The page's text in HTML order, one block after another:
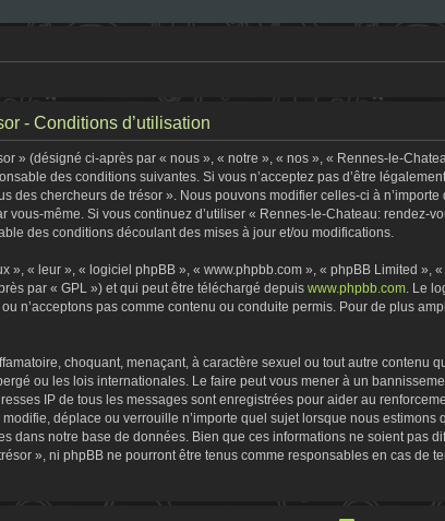
- Conditions d’utilisation
» (désigné ci-après par « nous », « notre », « nos », « Rennes-le-
des conditions suivantes. Si vous n’acceptez pas d’être
des chercheurs de trésor ». Nous pouvons modifier celles-ci à
même. Si vous continuez d’utiliser « Rennes-le-Chateau: rendez-
des conditions découlant des mises à jour et/ou modifications.
», « leur », « logiciel phpBB », « www.phpbb.com », « phpBB Limited »,
par « GPL ») et qui peut être téléchargé depuis www.phpbb.com. Le
n’acceptons pas comme contenu ou conduite permis. Pour de plus
choquant, menaçant, à caractère sexuel ou tout autre contenu
ou les lois internationales. Le faire peut vous mener à un
IP de tous les messages sont enregistrées pour aider au
déplace ou verrouille n’importe quel sujet lorsque nous estimons
dans notre base de données. Bien que ces informations ne soient pas
», ni phpBB ne pourront être tenus comme responsables en cas de